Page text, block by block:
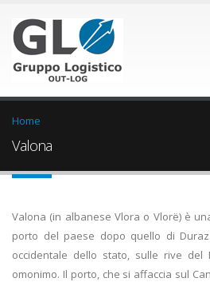
Home
Valona
Valona (in albanese Vlora o Vlorë) è
porto del paese dopo quello di
occidentale dello stato, sulle rive del
omonimo. Il porto, che si affaccia sul